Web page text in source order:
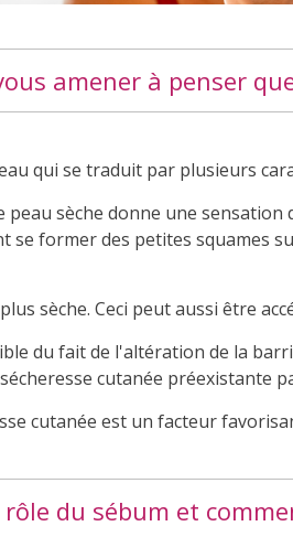
amener à penser
qui se traduit par plusieurs
sèche donne une
se former des petites squames
sèche. Ceci peut aussi être
du fait de l'altération de la
cutanée préexistante
cutanée est un facteur
du sébum et